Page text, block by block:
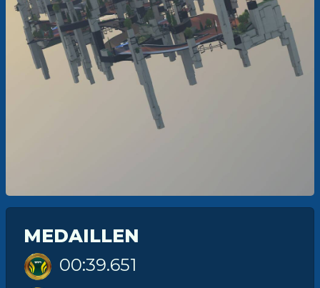
MEDAILLEN
00:39.651